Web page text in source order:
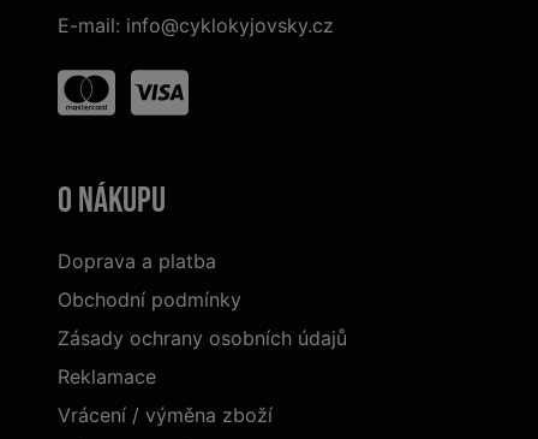
E-mail: info@cyklokyjovsky.cz
O nákupu
Doprava a platba
Obchodní podmínky
Zásady ochrany osobních údajů
Reklamace
Vrácení / výměna zboží